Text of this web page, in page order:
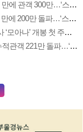
[주말 영화 박스오피스] ‘호프’ 개봉 11일 만에 관객 300만…‘스파이더맨’ 예매율 68.8% 1위
[주말 영화 박스오피스] ‘호프’ 개봉 닷새 만에 200만 돌파…‘스파이더맨: 브랜드 뉴 데이’ 예매율 1위
[주말 영화 박스오피스] 디즈니 애니 실사 ‘모아나’ 개봉 첫 주말 정상…‘호프’ 예매율 62.5% 1위
[주말 영화 박스오피스] ‘토이스토리5’ 누적관객 221만 돌파…‘호프’ 예매율 1위